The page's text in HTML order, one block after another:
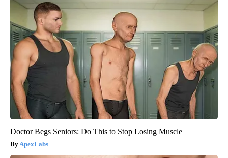
Doctor Begs Seniors: Do This to Stop Losing Muscle
ApexLabs